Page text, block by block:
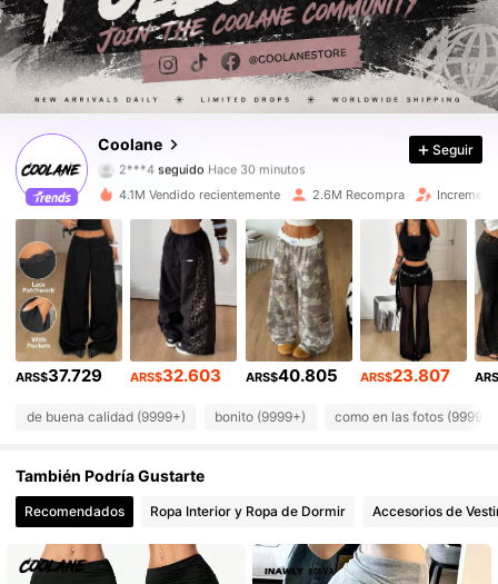
Coolane
4,89 944K Seguidores
4,89 944K Seguidores
4,89
944K Seguidores
944K Seguidores
4,89 944K Seguidores
4,89 944K Seguidores
4,89 944K Seguidores
4,89 944K Seguidores
Seguir
4.1M Vendido recientemente 2.6M Recompra
ARS$37.729 ARS$32.603 ARS$40.805 ARS$23.807
de buena calidad (9999+) bonito (9999+) como en las fotos (9999+)
También Podría Gustarte
Recomendados Ropa Interior y Ropa de Dormir Accesorios de